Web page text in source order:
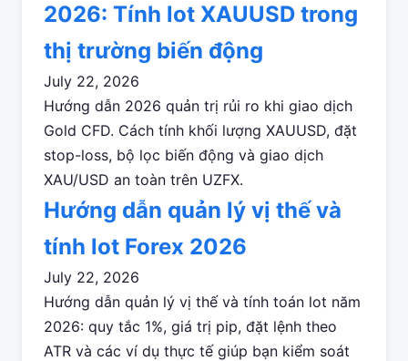
2026: Tính lot XAUUSD trong
thị trường biến động
July 22, 2026
Hướng dẫn 2026 quản trị rủi ro khi giao dịch
Gold CFD. Cách tính khối lượng XAUUSD, đặt
stop-loss, bộ lọc biến động và giao dịch
XAU/USD an toàn trên UZFX.
Hướng dẫn quản lý vị thế và
tính lot Forex 2026
July 22, 2026
Hướng dẫn quản lý vị thế và tính toán lot năm
2026: quy tắc 1%, giá trị pip, đặt lệnh theo
ATR và các ví dụ thực tế giúp bạn kiểm soát